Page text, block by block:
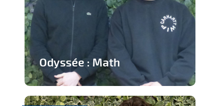
Odyssée : Math
apprendre les mathématiques